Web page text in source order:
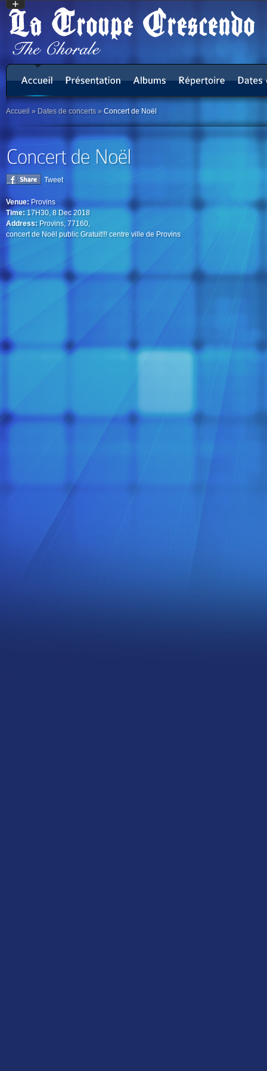
Accueil » Dates de concerts »Concert de Noël
Tweet
Venue:Provins
Time:17H30, 8 Dec 2018
Address:Provins, 77160,
concert de Noël public Gratuit!!! centre ville de Provins
+